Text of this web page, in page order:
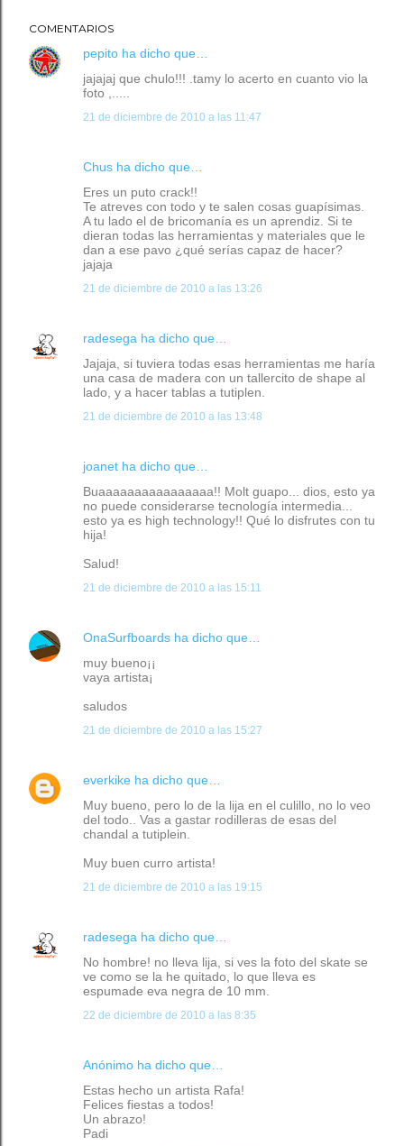
COMENTARIOS
pepito ha dicho que…
jajajaj que chulo!!! .tamy lo acerto en cuanto vio la
foto ,.....
21 de diciembre de 2010 a las 11:47
Chus ha dicho que…
Eres un puto crack!!
Te atreves con todo y te salen cosas guapísimas.
A tu lado el de bricomanía es un aprendiz. Si te
dieran todas las herramientas y materiales que le
dan a ese pavo ¿qué serías capaz de hacer?
jajaja
21 de diciembre de 2010 a las 13:26
radesega ha dicho que…
Jajaja, si tuviera todas esas herramientas me haría
una casa de madera con un tallercito de shape al
lado, y a hacer tablas a tutiplen.
21 de diciembre de 2010 a las 13:48
joanet ha dicho que…
Buaaaaaaaaaaaaaaaa!! Molt guapo... dios, esto ya
no puede considerarse tecnología intermedia...
esto ya es high technology!! Qué lo disfrutes con tu
hija!
Salud!
21 de diciembre de 2010 a las 15:11
OnaSurfboards ha dicho que…
muy bueno¡¡
vaya artista¡
saludos
21 de diciembre de 2010 a las 15:27
everkike ha dicho que…
Muy bueno, pero lo de la lija en el culillo, no lo veo
del todo.. Vas a gastar rodilleras de esas del
chandal a tutiplein.
Muy buen curro artista!
21 de diciembre de 2010 a las 19:15
radesega ha dicho que…
No hombre! no lleva lija, si ves la foto del skate se
ve como se la he quitado, lo que lleva es
espumade eva negra de 10 mm.
22 de diciembre de 2010 a las 8:35
Anónimo ha dicho que…
Estas hecho un artista Rafa!
Felices fiestas a todos!
Un abrazo!
Padi